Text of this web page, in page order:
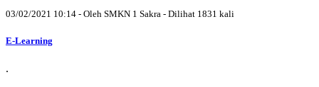
03/02/2021 10:14 - Oleh SMKN 1 Sakra - Dilihat 1831 kali
E-Learning
.